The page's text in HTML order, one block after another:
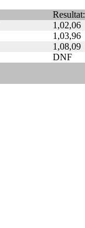
Resultat:
1,02,06
1,03,96
1,08,09
DNF